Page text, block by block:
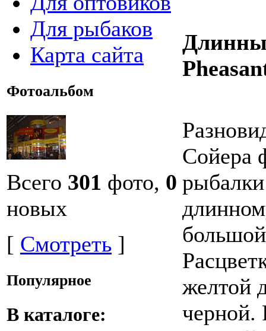
Для рыбаков
Карта сайта
Фотоальбом
Всего 301 фото, 0
новых
[ Смотреть ]
Популярное
В каталоге:
Сойера
желтой
черной.